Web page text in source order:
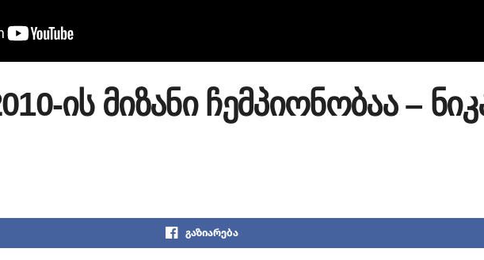
ის მიზანი ჩემპიონობაა –
გაზიარება